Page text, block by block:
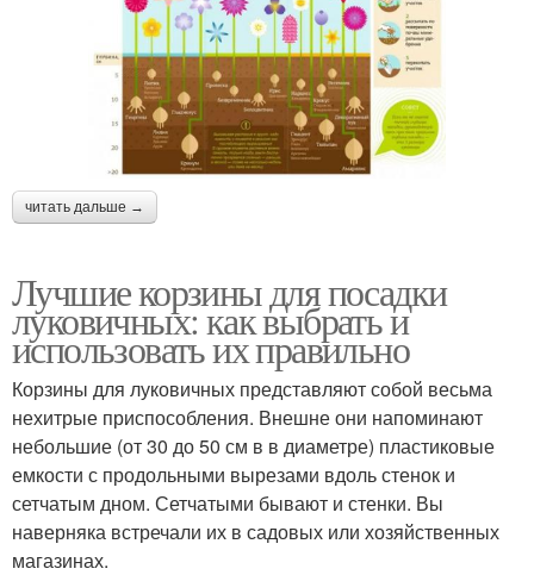
читать дальше →
Лучшие корзины для посадки
луковичных: как выбрать и
использовать их правильно
Корзины для луковичных представляют собой весьма
нехитрые приспособления. Внешне они напоминают
небольшие (от 30 до 50 см в в диаметре) пластиковые
емкости с продольными вырезами вдоль стенок и
сетчатым дном. Сетчатыми бывают и стенки. Вы
наверняка встречали их в садовых или хозяйственных
магазинах.